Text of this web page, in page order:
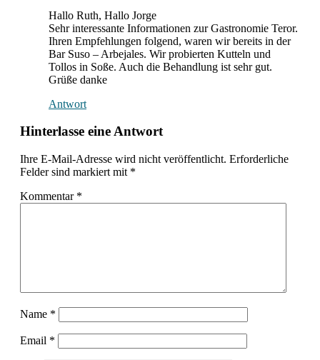
Hallo Ruth, Hallo Jorge
Sehr interessante Informationen zur Gastronomie Teror.
Ihren Empfehlungen folgend, waren wir bereits in der
Bar Suso – Arbejales. Wir probierten Kutteln und
Tollos in Soße. Auch die Behandlung ist sehr gut.
Grüße danke
Antwort
Hinterlasse eine Antwort
Ihre E-Mail-Adresse wird nicht veröffentlicht. Erforderliche
Felder sind markiert mit *
Kommentar *
Name *
Email *